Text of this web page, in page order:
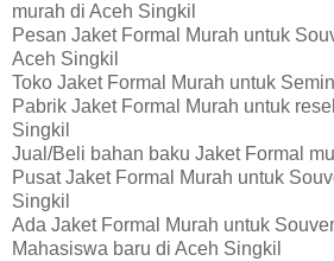
murah di Aceh Singkil
Pesan Jaket Formal Murah untuk
Aceh Singkil
Toko Jaket Formal Murah untuk
Pabrik Jaket Formal Murah untuk
Singkil
Jual/Beli bahan baku Jaket Formal
Pusat Jaket Formal Murah untuk
Singkil
Ada Jaket Formal Murah untuk
Mahasiswa baru di Aceh Singkil